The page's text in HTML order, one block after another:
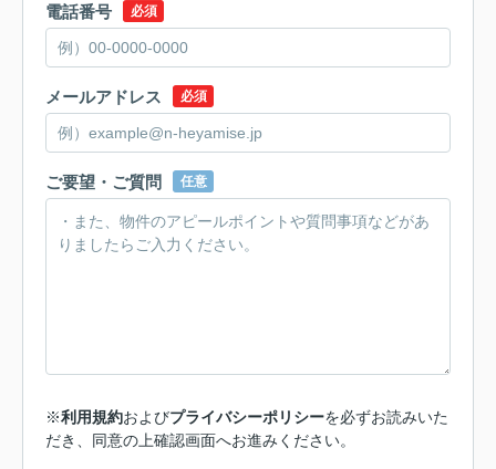
電話番号 必須
メールアドレス 必須
ご要望・ご質問 任意
※利用規約およびプライバシーポリシーを必ずお読みいた
だき、同意の上確認画面へお進みください。